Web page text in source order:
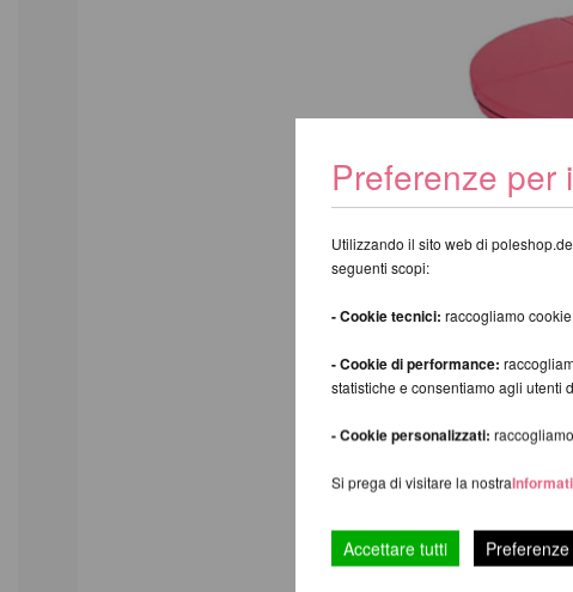
Preferenze per
Utilizzando il sito web di
seguenti scopi:
- Cookie tecnici: raccogliamo
- Cookie di performance:
statistiche e consentiamo agli utenti
- Cookie personalizzati:
Si prega di visitare la nostra
Accettare tutti